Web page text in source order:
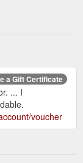
a Gift Certificate
... I
voucher